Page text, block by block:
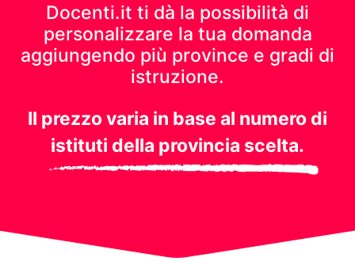
Docenti.it ti dà la possibilità di
personalizzare la tua domanda
aggiungendo più province e gradi di
istruzione.
Il prezzo varia in base al numero di
istituti della provincia scelta.